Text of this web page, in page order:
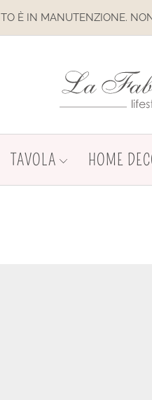
NON
TAVOLA HOME